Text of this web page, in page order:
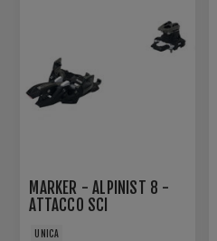
MARKER - ALPINIST 8 -
ATTACCO SCI
UNICA